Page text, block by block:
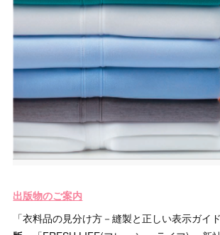
出版物のご案内
「衣料品の見分け方－縫製と正しい表示ガイ